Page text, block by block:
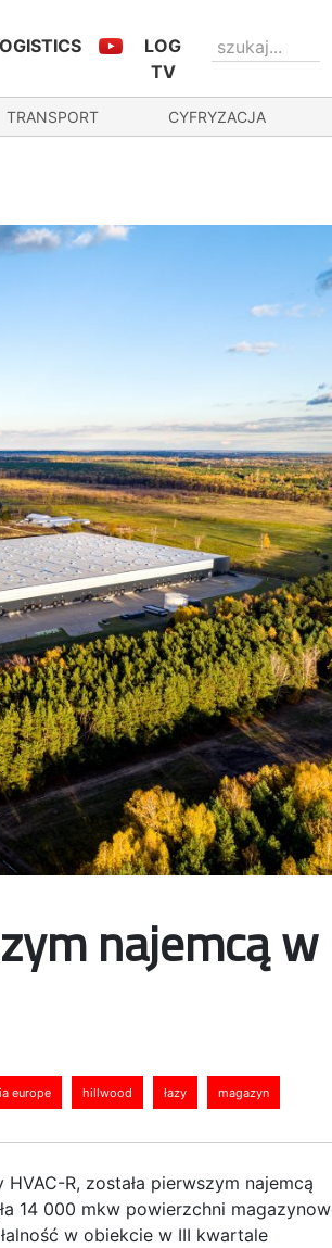
LOG
TV
TRANSPORT CYFRYZACJA
najemcą w
europe hillwood łazy magazyn
R, została pierwszym najemcą
14 000 mkw powierzchni
w obiekcie w III kwartale